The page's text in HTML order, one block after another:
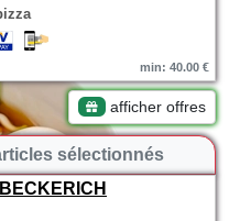
min: 40.00 €
afficher offres
sélectionnés